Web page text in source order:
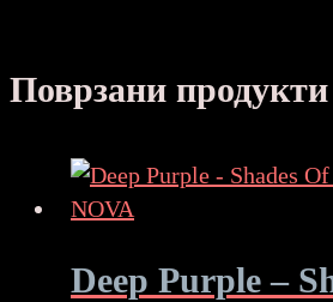
Поврзани продукти
Deep Purple –